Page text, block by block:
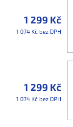
1 299 Kč
1 074 Kč bez DPH
1 299 Kč
1 074 Kč bez DPH